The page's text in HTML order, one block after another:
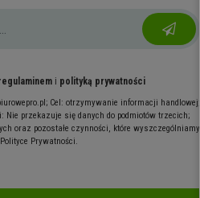
i polityką prywatności
Cel: otrzymywanie informacji handlowej;
Nie przekazuje się danych do podmiotów trzecich;
oraz pozostałe czynności, które wyszczególniamy
Prywatności.